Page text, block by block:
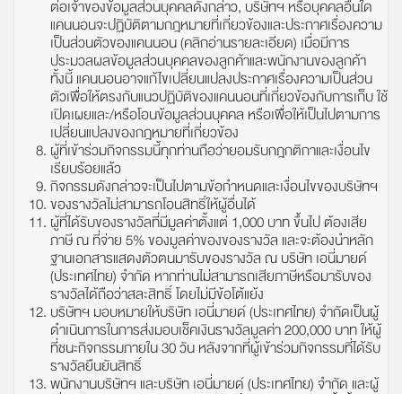
ต่อเจ้าของข้อมูลส่วนบุคคลดังกล่าว, บริษัทฯ หรือบุคคลอื่นใด
แคนนอนจะปฏิบัติตามกฎหมายที่เกี่ยวข้องและประกาศเรื่องความ
เป็นส่วนตัวของแคนนอน (คลิกอ่านรายละเอียด) เมื่อมีการ
ประมวลผลข้อมูลส่วนบุคคลของลูกค้าและพนักงานของลูกค้า
ทั้งนี้ แคนนอนอาจแก้ไขเปลี่ยนแปลงประกาศเรื่องความเป็นส่วน
ตัวเพื่อให้ตรงกับแนวปฏิบัติของแคนนอนที่เกี่ยวข้องกับการเก็บ ใช้
เปิดเผยและ/หรือโอนข้อมูลส่วนบุคคล หรือเพื่อให้เป็นไปตามการ
เปลี่ยนแปลงของกฎหมายที่เกี่ยวข้อง
ผู้ที่เข้าร่วมกิจกรรมนี้ทุกท่านถือว่ายอมรับกฎกติกาและเงื่อนไข
เรียบร้อยแล้ว
กิจกรรมดังกล่าวจะเป็นไปตามข้อกำหนดและเงื่อนไขของบริษัทฯ
ของรางวัลไม่สามารถโอนสิทธิ์ให้ผู้อื่นได้
ผู้ที่ได้รับของรางวัลที่มีมูลค่าตั้งแต่ 1,000 บาท ขึ้นไป ต้องเสีย
ภาษี ณ ที่จ่าย 5% ของมูลค่าของของรางวัล และจะต้องนำหลัก
ฐานเอกสารแสดงตัวตนมารับของรางวัล ณ บริษัท เอนี่มายด์
(ประเทศไทย) จำกัด หากท่านไม่สามารถเสียภาษีหรือมารับของ
รางวัลได้ถือว่าสละสิทธิ์ โดยไม่มีข้อโต้แย้ง
บริษัทฯ มอบหมายให้บริษัท เอนี่มายด์ (ประเทศไทย) จำกัดเป็นผู้
ดำเนินการในการส่งมอบเช็คเงินรางวัลมูลค่า 200,000 บาท ให้ผู้
ที่ชนะกิจกรรมภายใน 30 วัน หลังจากที่ผู้เข้าร่วมกิจกรรมที่ได้รับ
รางวัลยืนยันสิทธิ์
พนักงานบริษัทฯ และบริษัท เอนี่มายด์ (ประเทศไทย) จำกัด และผู้